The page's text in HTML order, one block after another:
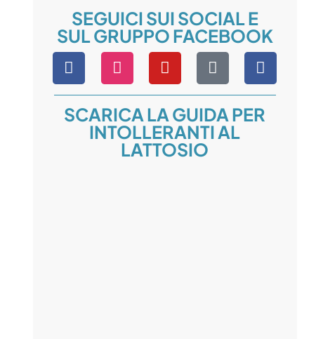
SEGUICI SUI SOCIAL E
SUL GRUPPO FACEBOOK
SCARICA LA GUIDA PER
INTOLLERANTI AL
LATTOSIO